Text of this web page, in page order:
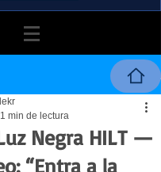
Negra HILT —
“Entra a la
1 min de lectura